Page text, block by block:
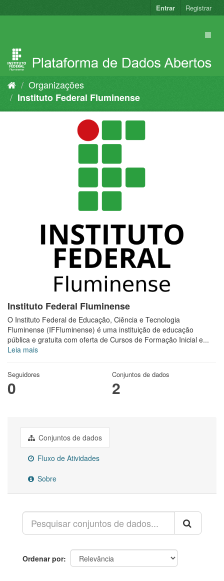
para
Entrar Registrar
Organizações
Instituto Federal Fluminense
Instituto Federal Fluminense
O Instituto Federal de Educação, Ciência e Tecnologia
Fluminense (IFFluminense) é uma instituição de educação
pública e gratuita com oferta de Cursos de Formação Inicial e...
Leia mais
Seguidores
0
Conjuntos de dados
2
Conjuntos de dados
Fluxo de Atividades
Sobre
Ordenar por